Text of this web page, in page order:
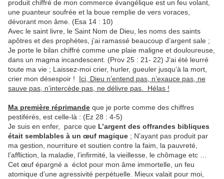
produit chiffré de mon commerce évangélique est un feu volant,
une puanteur soufrée et la boue remplie de vers voraces,
dévorant mon âme. (Esa 14 : 10)
Avec le saint livre, le Saint Nom de Dieu, les noms des saints
apôtres et des prophètes, j’ai ramassé beaucoup d’argent sale ;
Je porte le bilan chiffré comme une plaie maligne et douloureuse,
dans un magma incandescent. (Prov 25 : 21- 22) J’ai été leurré
toute ma vie ; Laissez-moi crier, hurler, gueuler jusqu’à la mort,
crier mon désespoir ! Ici, Dieu n’entend pas, n’exauce pas, ne
sauve pas, n’intercède pas, ne délivre pas. Hélas !
Ma première réprimande que je porte comme des chiffres
pestiférés, est celle-là : (Ez 28 : 4-5)
Je suis en enfer, parce que L’argent des offrandes bibliques
était semblables à un œuf magique ; N’ayant pas produit par
ma gestion, nourriture et soutien contre la faim, la pauvreté,
l’affliction, la maladie, l’infirmité, la vieillesse, le chômage etc …
Cet œuf épargné a éclot pour mon âme immortelle, un feu
atomique d’une agressivité perpétuelle. Mieux valait pour moi,